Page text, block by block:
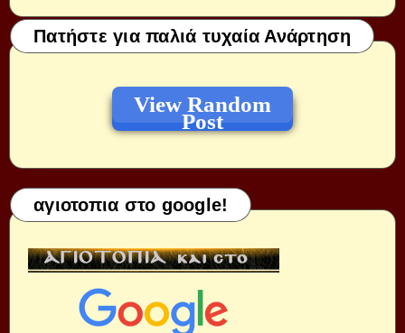
Πατήστε για παλιά τυχαία Ανάρτηση
View Random
Post
αγιοτοπια στο google!